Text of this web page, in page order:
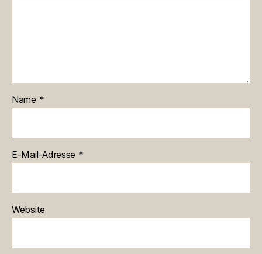
Name *
E-Mail-Adresse *
Website